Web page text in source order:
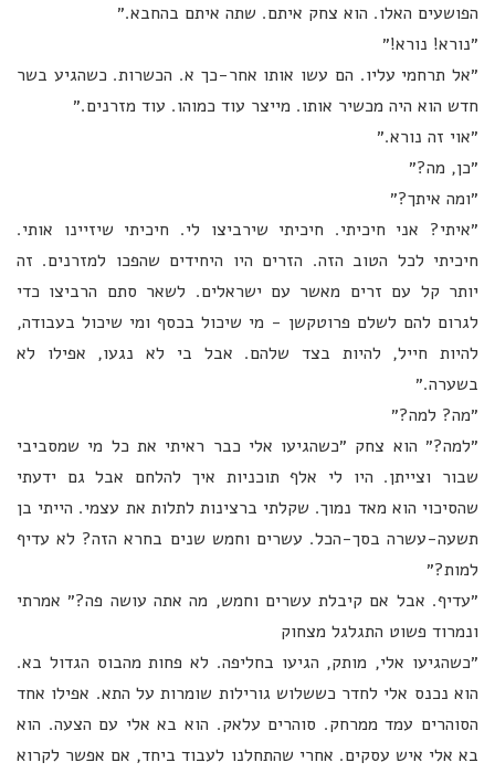
הפושעים האלו. הוא צחק איתם. שתה איתם בהחבא.״
״נורא! נורא!״
״אל תרחמי עליו. הם עשו אותו אחר-כך א. הכשרות. כשהגיע בשר
חדש הוא היה מכשיר אותו. מייצר עוד כמוהו. עוד מזרנים.״
״אוי זה נורא.״
״כן, מה?״
״ומה איתך?״
״איתי? אני חיכיתי. חיכיתי שירביצו לי. חיכיתי שיזיינו אותי.
חיכיתי לכל הטוב הזה. הזרים היו היחידים שהפכו למזרנים. זה
יותר קל עם זרים מאשר עם ישראלים. לשאר סתם הרביצו כדי
לגרום להם לשלם פרוטקשן - מי שיכול בכסף ומי שיכול בעבודה,
להיות חייל, להיות בצד שלהם. אבל בי לא נגעו, אפילו לא
בשערה.״
״מה? למה?״
״למה?״ הוא צחק ״כשהגיעו אלי כבר ראיתי את כל מי שמסביבי
שבור וצייתן. היו לי אלף תוכניות איך להלחם אבל גם ידעתי
שהסיכוי הוא מאד נמוך. שקלתי ברצינות לתלות את עצמי. הייתי בן
תשעה-עשרה בסך-הכל. עשרים וחמש שנים בחרא הזה? לא עדיף
למות?״
״עדיף. אבל אם קיבלת עשרים וחמש, מה אתה עושה פה?״ אמרתי
ונמרוד פשוט התגלגל מצחוק
״כשהגיעו אלי, מותק, הגיעו בחליפה. לא פחות מהבוס הגדול בא.
הוא נכנס אלי לחדר כששלוש גורילות שומרות על התא. אפילו אחד
הסוהרים עמד ממרחק. סוהרים עלאק. הוא בא אלי עם הצעה. הוא
בא אלי איש עסקים. אחרי שהתחלנו לעבוד ביחד, אם אפשר לקרוא